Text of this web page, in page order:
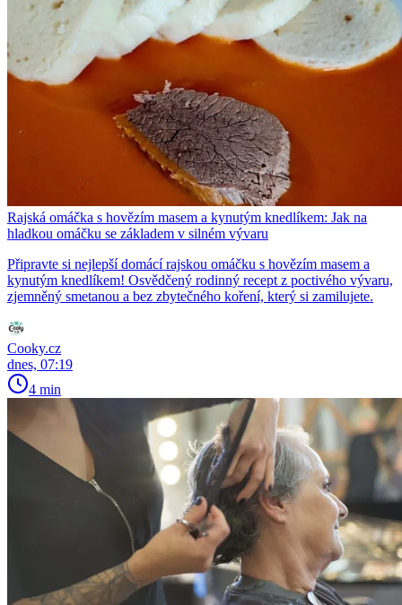
Rajská omáčka s hovězím masem a kynutým knedlíkem: Jak na
hladkou omáčku se základem v silném vývaru
Připravte si nejlepší domácí rajskou omáčku s hovězím masem a
kynutým knedlíkem! Osvědčený rodinný recept z poctivého vývaru,
zjemněný smetanou a bez zbytečného koření, který si zamilujete.
Cooky.cz
dnes, 07:19
4 min